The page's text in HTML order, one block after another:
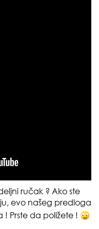
ručak ? Ako ste
evo našeg predloga
! Prste da poližete !